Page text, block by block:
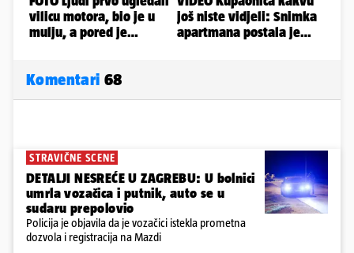
Komentari 68
STRAVIČNE SCENE
DETALJI NESREĆE U ZAGREBU: U bolnici
umrla vozačica i putnik, auto se u
sudaru prepolovio
Policija je objavila da je vozačici istekla prometna
dozvola i registracija na Mazdi